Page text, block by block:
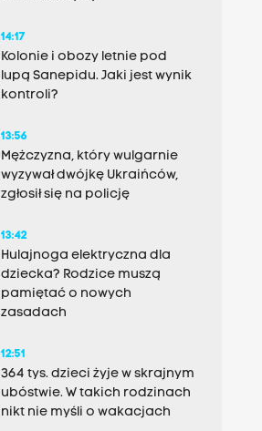
14:17
Kolonie i obozy letnie pod
lupą Sanepidu. Jaki jest wynik
kontroli?
13:56
Mężczyzna, który wulgarnie
wyzywał dwójkę Ukraińców,
zgłosił się na policję
13:42
Hulajnoga elektryczna dla
dziecka? Rodzice muszą
pamiętać o nowych
zasadach
12:51
364 tys. dzieci żyje w skrajnym
ubóstwie. W takich rodzinach
nikt nie myśli o wakacjach